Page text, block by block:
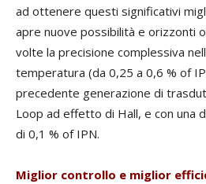
ad ottenere questi significativi
apre nuove possibilità e orizzonti
volte la precisione complessiva
temperatura (da 0,25 a 0,6 % of
precedente generazione di
Loop ad effetto di Hall, e con una
di 0,1 % of IPN.
Miglior controllo e miglior